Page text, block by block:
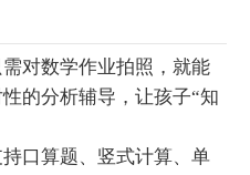
需对数学作业拍照，就能
的分析辅导，让孩子“知
口算题、竖式计算、单